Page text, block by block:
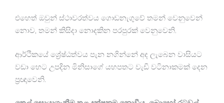
එහෙත් ඔවුන් ස්ථාවරත්වය ගොඩනැගුවේ තමන් වෙනුවෙන්
නොව, තමන් කිසිදා නොදකින පරපුරක් වෙනුවෙනි.
ආර්ථිකයේ ශ්‍රේෂ්ඨත්වය පැන නගින්නේ අද ලැබෙන වාසියට
වඩා හෙට උපදින මිනිසාගේ යහපතට වැඩි වටිනාකමක් දෙන
ප්‍රඥාවෙනි.